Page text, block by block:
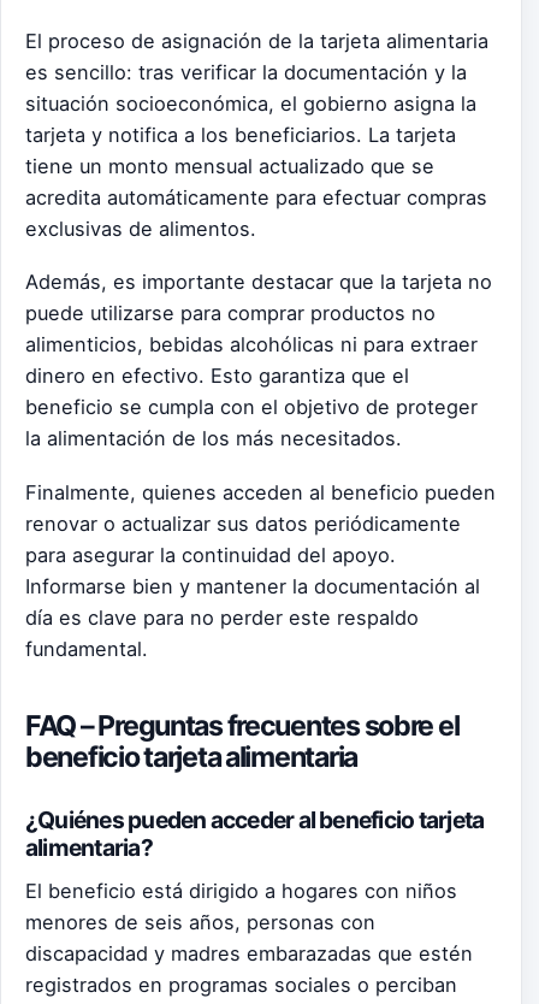
El proceso de asignación de la tarjeta alimentaria
es sencillo: tras verificar la documentación y la
situación socioeconómica, el gobierno asigna la
tarjeta y notifica a los beneficiarios. La tarjeta
tiene un monto mensual actualizado que se
acredita automáticamente para efectuar compras
exclusivas de alimentos.
Además, es importante destacar que la tarjeta no
puede utilizarse para comprar productos no
alimenticios, bebidas alcohólicas ni para extraer
dinero en efectivo. Esto garantiza que el
beneficio se cumpla con el objetivo de proteger
la alimentación de los más necesitados.
Finalmente, quienes acceden al beneficio pueden
renovar o actualizar sus datos periódicamente
para asegurar la continuidad del apoyo.
Informarse bien y mantener la documentación al
día es clave para no perder este respaldo
fundamental.
FAQ – Preguntas frecuentes sobre el
beneficio tarjeta alimentaria
¿Quiénes pueden acceder al beneficio tarjeta
alimentaria?
El beneficio está dirigido a hogares con niños
menores de seis años, personas con
discapacidad y madres embarazadas que estén
registrados en programas sociales o perciban